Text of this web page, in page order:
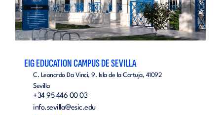
EIG EDUCATION CAMPUS DE SEVILLA
C. Leonardo Da Vinci, 9. Isla de la Cartuja, 41092
Sevilla
+34 95 446 00 03
info.sevilla@esic.edu